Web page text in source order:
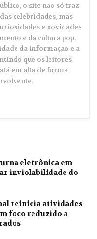
o site não só traz
celebridades, mas
e novidades
e da cultura pop.
da informação e a
que os leitores
em alta de forma
urna eletrônica em
inviolabilidade do
reinicia atividades
foco reduzido a